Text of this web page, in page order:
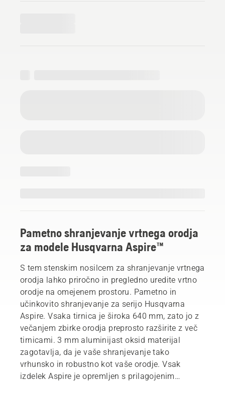
Pametno shranjevanje vrtnega orodja
za modele Husqvarna Aspire™
S tem stenskim nosilcem za shranjevanje vrtnega
orodja lahko priročno in pregledno uredite vrtno
orodje na omejenem prostoru. Pametno in
učinkovito shranjevanje za serijo Husqvarna
Aspire. Vsaka tirnica je široka 640 mm, zato jo z
večanjem zbirke orodja preprosto razširite z več
tirnicami. 3 mm aluminijast oksid materijal
zagotavlja, da je vaše shranjevanje tako
vrhunsko in robustno kot vaše orodje. Vsak
izdelek Aspire je opremljen s prilagojenim